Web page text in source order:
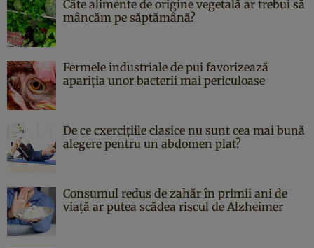
Câte alimente de origine vegetală ar trebui să
mâncăm pe săptămână?
Fermele industriale de pui favorizează
apariția unor bacterii mai periculoase
De ce cxercițiile clasice nu sunt cea mai bună
alegere pentru un abdomen plat?
Consumul redus de zahăr în primii ani de
viață ar putea scădea riscul de Alzheimer